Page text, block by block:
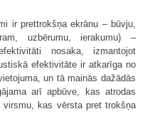
ir prettrokšņa ekrānu – būvju,
uzbērumu, ierakumu) –
nosaka, izmantojot
efektivitāte ir atkarīga no
un tā mainās dažādās
arī apbūve, kas atrodas
kas vērsta pret trokšņa